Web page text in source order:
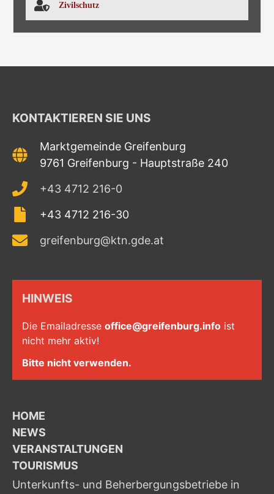
Zivilschutz
KONTAKTIEREN SIE UNS
Marktgemeinde Greifenburg
9761 Greifenburg - Hauptstraße 240
+43 4712 216-0
+43 4712 216-30
greifenburg@ktn.gde.at
HINWEIS
Die Emailadresse office@greifenburg.info ist
nicht mehr aktiv!
Bitte nicht verwenden.
HOME
NEWS
VERANSTALTUNGEN
TOURISMUS
Unterkunfts- und Beherbergungsbetriebe in